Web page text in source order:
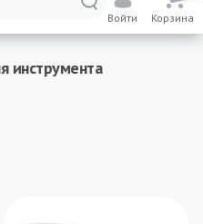
Войти Корзина
инструмента